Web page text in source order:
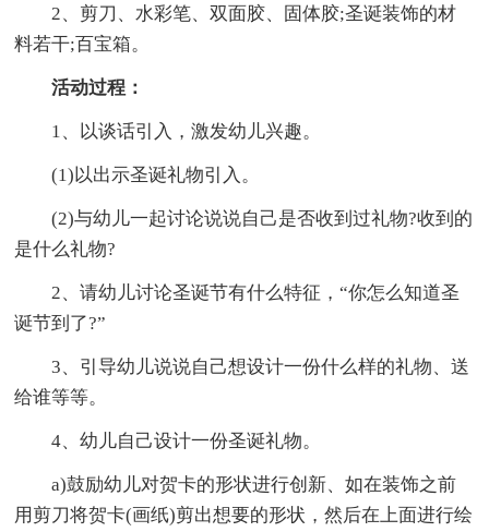
2、剪刀、水彩笔、双面胶、固体胶;圣诞装饰的材
料若干;百宝箱。
活动过程：
1、以谈话引入，激发幼儿兴趣。
(1)以出示圣诞礼物引入。
(2)与幼儿一起讨论说说自己是否收到过礼物?收到的
是什么礼物?
2、请幼儿讨论圣诞节有什么特征，“你怎么知道圣
诞节到了?”
3、引导幼儿说说自己想设计一份什么样的礼物、送
给谁等等。
4、幼儿自己设计一份圣诞礼物。
a)鼓励幼儿对贺卡的形状进行创新、如在装饰之前
用剪刀将贺卡(画纸)剪出想要的形状，然后在上面进行绘